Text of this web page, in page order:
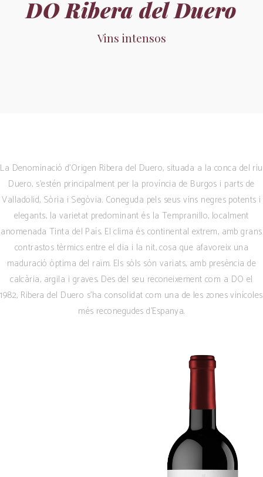
DO Ribera del Duero
Vins intensos
La Denominació d’Origen Ribera del Duero, situada a la conca del riu
Duero, s’estén principalment per la província de Burgos i parts de
Valladolid, Sòria i Segòvia. Coneguda pels seus vins negres potents i
elegants, la varietat predominant és la Tempranillo, localment
anomenada Tinta del País. El clima és continental extrem, amb grans
contrastos tèrmics entre el dia i la nit, cosa que afavoreix una
maduració òptima del raïm. Els sòls són variats, amb presència de
calcària, argila i graves. Des del seu reconeixement com a DO el
1982, Ribera del Duero s’ha consolidat com una de les zones vinícoles
més reconegudes d’Espanya.